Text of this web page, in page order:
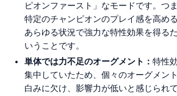
ピオンファースト」なモードです。つ
特定のチャンピオンのプレイ感を高め
あらゆる状況で強力な特性効果を得る
いうことです。
単体では力不足のオーグメント： 特性
集中していたため、個々のオーグメン
白みに欠け、影響力が低いと感じられ